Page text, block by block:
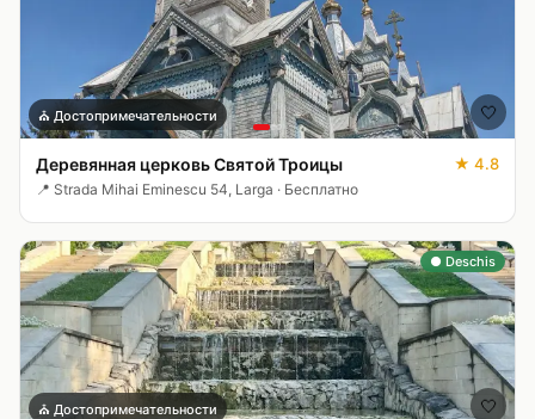
⛪ Достопримечательности 🤍
Деревянная церковь Святой Троицы ★ 4.8
📍 Strada Mihai Eminescu 54, Larga · Бесплатно
● Deschis
⛪ Достопримечательности 🤍